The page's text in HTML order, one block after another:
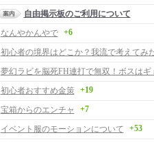
自由掲示板のご利用について
なんやかんやで
+6
初心者の境界はどこか？我流で考えてみ
初心者おすすめ金策 +19
宝箱からのエンチャ +7
イベント服のモーションについて +53